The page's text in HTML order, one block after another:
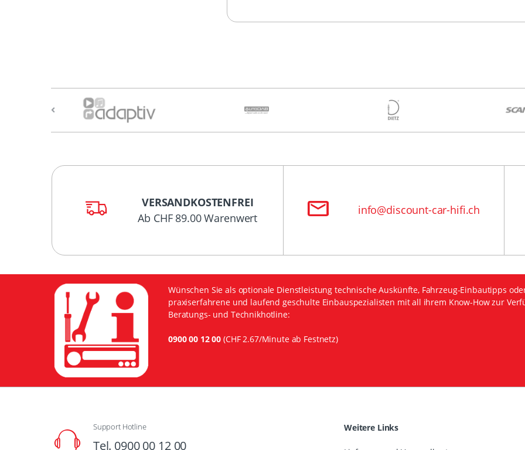
VERSANDKOSTENFREI
Ab CHF 89.00 Warenwert
info@discount-car-hifi.ch
Wünschen Sie als optionale Dienstleistung technische Auskünfte, Fahrzeug-Einbautipps
praxiserfahrene und laufend geschulte Einbauspezialisten mit all ihrem Know-How zur
Beratungs- und Technikhotline:
0900 00 12 00 (CHF 2.67/Minute ab Festnetz)
Support Hotline
Tel. 0900 00 12 00
Weitere Links